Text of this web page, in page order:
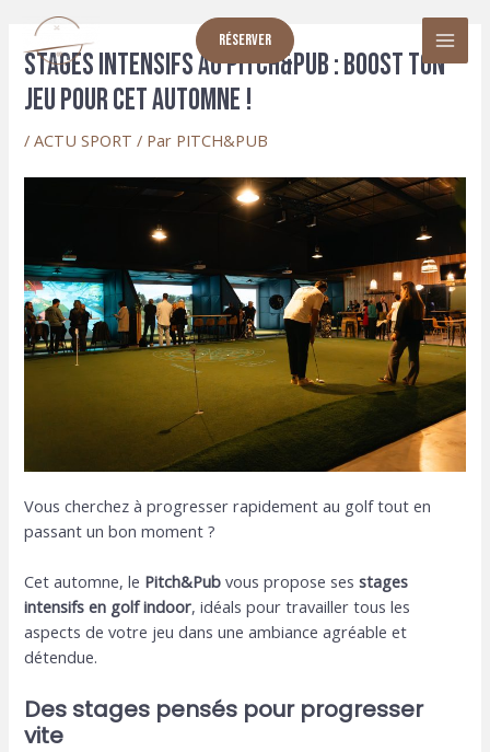
contenu
Réserver
Main
Stages intensifs au pitch&pub : Boost ton
jeu pour cet automne !
/ACTU SPORT / Par PITCH&PUB
Vous cherchez à progresser rapidement au golf tout en
passant un bon moment ?
Cet automne, le Pitch&Pub vous propose sesstages
intensifs en golf indoor, idéals pour travailler tous les
aspects de votre jeu dans une ambiance agréable et
détendue.
Des stages pensés pour progresser
vite